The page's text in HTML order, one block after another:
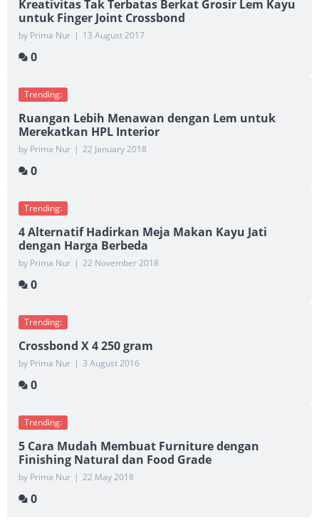
Kreativitas Tak Terbatas Berkat Grosir Lem Kayu
untuk Finger Joint Crossbond
by Prima Nur | 13 August 2017
0
Trending:
Ruangan Lebih Menawan dengan Lem untuk
Merekatkan HPL Interior
by Prima Nur | 22 January 2018
0
Trending:
4 Alternatif Hadirkan Meja Makan Kayu Jati
dengan Harga Berbeda
by Prima Nur | 22 November 2018
0
Trending:
Crossbond X 4 250 gram
by Prima Nur | 3 August 2016
0
Trending:
5 Cara Mudah Membuat Furniture dengan
Finishing Natural dan Food Grade
by Prima Nur | 22 May 2018
0